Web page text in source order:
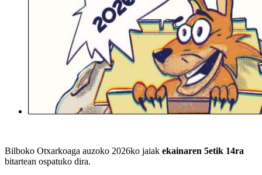
Bilboko Otxarkoaga auzoko 2026ko jaiak ekainaren 5etik 14ra
bitartean ospatuko dira.